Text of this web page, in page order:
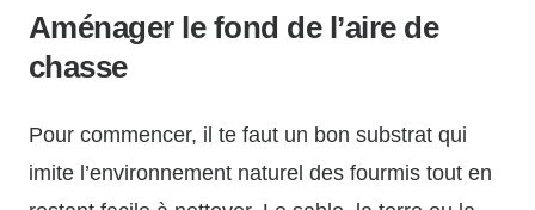
Aménager le fond de l’aire de
chasse
Pour commencer, il te faut un bon substrat qui
imite l’environnement naturel des fourmis tout en